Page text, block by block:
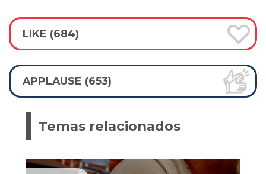
LIKE (684)
APPLAUSE (653)
Temas relacionados